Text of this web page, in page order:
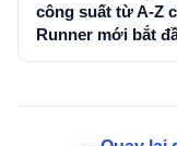
công suất từ A-Z
Runner mới bắt